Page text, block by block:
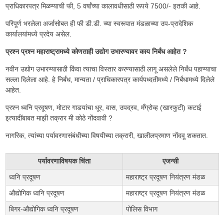
प्राधिकारपत्र मिळण्याची फी, 5 वर्षांच्या कालावधीसाठी रूपये 7500/- इतकी आहे.
परिपूर्ण भरलेला अर्जासोबत ही फी डी.डी. च्या स्वरूपात मंडळाच्या उप-प्रादेशिक
कार्यालयांमध्ये प्रदेय असेल.
प्रश्न प्रश्न महाराष्ट्रामध्ये कोणताही उद्योग उभारण्यावर काय निर्बंध आहेत ?
नवीन उद्योग उभारण्यासाठी किंवा त्याचा विस्तार करण्यासाठी लागू असलेले निर्बंध पहाण्याचा
सल्ला दिलेला आहे. हे निर्बंध, मान्यता / प्राधिकारपत्र कार्यपध्दतीमध्ये / निर्बंधामध्ये दिलेले
आहेत.
प्रश्न ध्वनि प्रदूषण, मोटार गाडयांचा धूर, वास, उपद्रव, मँग्रोव्ह (खारफुटी) कटाई
इत्यादींबाबत माझी तक्रार मी कोठे नोंदवावी ?
नागरिक, त्यांच्या पर्यावरणासंबंधीच्या विषयीच्या तक्रारी, खालीलप्रमाण नोंदवू शकतात.
पर्यावरणाविषयक चिंता
एजन्सी
ध्वनि प्रदूषण
महाराष्ट्र प्रदूषण नियंत्रण मंडळ
औद्योगिक ध्वनि प्रदूषण
महाराष्ट्र प्रदूषण नियंत्रण मंडळ
बिगर-औद्योगिक ध्वनि प्रदूषण
पोलिस विभाग